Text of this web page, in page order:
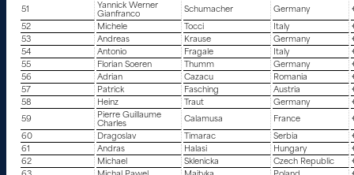
51
Yannick Werner
Gianfranco
Schumacher Germany
52
Michele Tocci Italy
53
Andreas Krause Germany
54
Antonio Fragale Italy
55
Florian Soeren Thumm Germany
56
Adrian Cazacu Romania
57
Patrick Fasching Austria
58
Heinz Traut Germany
59
Pierre Guillaume
Charles
Calamusa France
60
Dragoslav Timarac Serbia
61
Andras Halasi Hungary
62
Michael Sklenicka Czech Republic